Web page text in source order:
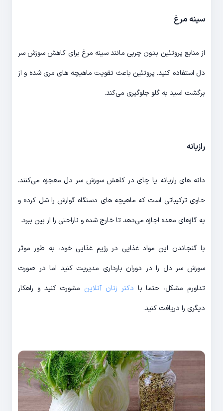
سینه مرغ
از منابع پروتئین بدون چربی مانند سینه مرغ برای کاهش سوزش سر
دل استفاده کنید. پروتئین باعث تقویت ماهیچه های مری شده و از
برگشت اسید به گلو جلوگیری می‌کند.
رازیانه
دانه های رازیانه یا چای در کاهش سوزش سر دل معجزه می‌کنند.
حاوی ترکیباتی است که ماهیچه های دستگاه گوارش را شل کرده و
به گازهای معده اجازه می‌دهد تا خارج شده و ناراحتی را از بین ببرد.
با گنجاندن این مواد غذایی در رژیم غذایی خود، به طور موثر
سوزش سر دل را در دوران بارداری مدیریت کنید اما در صورت
تداورم مشکل، حتما با دکتر زنان آنلاین مشورت کنید و راهکار
دیگری را دریافت کنید.